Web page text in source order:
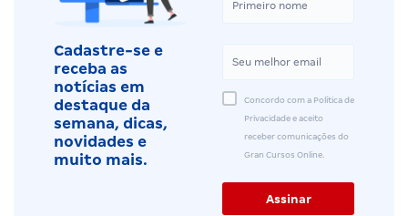
Cadastre-se e
receba as
notícias em
destaque da
semana, dicas,
novidades e
muito mais.
Concordo com a Política de
Privacidade e aceito
receber comunicações do
Gran Cursos Online.